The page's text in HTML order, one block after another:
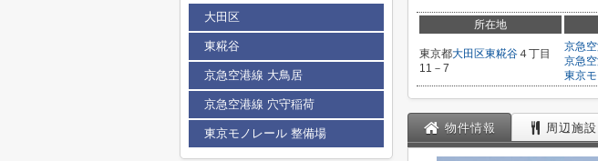
所在地
東京都大田区東糀谷４丁目
11－7
京急
京急
東京
物件情報 周辺施設
大田区
東糀谷
京急空港線 大鳥居
京急空港線 穴守稲荷
東京モノレール 整備場